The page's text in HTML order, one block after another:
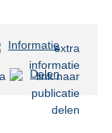
Informatie
Delen